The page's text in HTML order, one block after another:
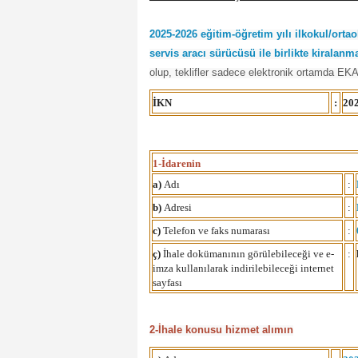
2025-2026 eğitim-öğretim yılı ilkokul/
servis aracı sürücüsü ile birlikte
olup, teklifler sadece elektronik ortamda
İKN :
1-İdarenin
a) Adı :
b) Adresi :
c) Telefon ve faks numarası :
ç) İhale dokümanının görülebileceği ve e-
imza kullanılarak indirilebileceği internet
sayfası
:
2-İhale konusu hizmet alımın